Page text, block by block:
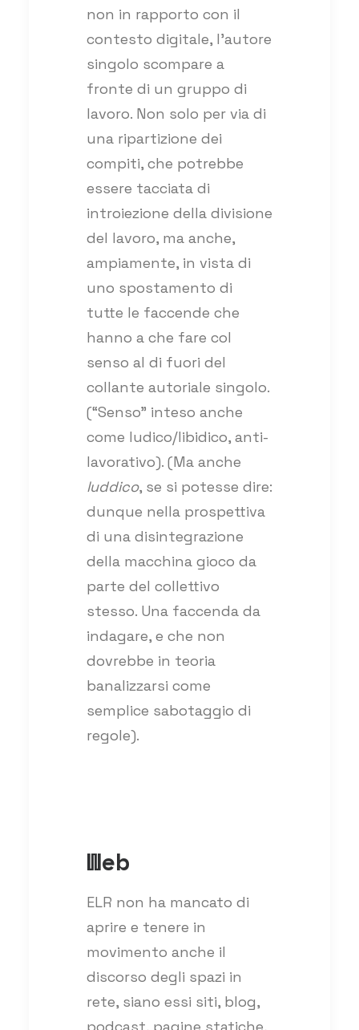
non in rapporto con il
contesto digitale, l’autore
singolo scompare a
fronte di un gruppo di
lavoro. Non solo per via di
una ripartizione dei
compiti, che potrebbe
essere tacciata di
introiezione della divisione
del lavoro, ma anche,
ampiamente, in vista di
uno spostamento di
tutte le faccende che
hanno a che fare col
senso al di fuori del
collante autoriale singolo.
(“Senso” inteso anche
come ludico/libidico, anti-
lavorativo). (Ma anche
luddico, se si potesse dire:
dunque nella prospettiva
di una disintegrazione
della macchina gioco da
parte del collettivo
stesso. Una faccenda da
indagare, e che non
dovrebbe in teoria
banalizzarsi come
semplice sabotaggio di
regole).
Web
ELR non ha mancato di
aprire e tenere in
movimento anche il
discorso degli spazi in
rete, siano essi siti, blog,